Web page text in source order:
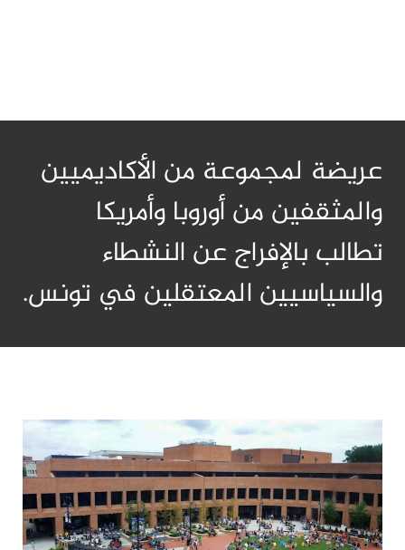
عريضة لمجموعة من الأكاديميين
والمثقفين من أوروبا وأمريكا
تطالب بالإفراج عن النشطاء
والسياسيين المعتقلين في تونس.